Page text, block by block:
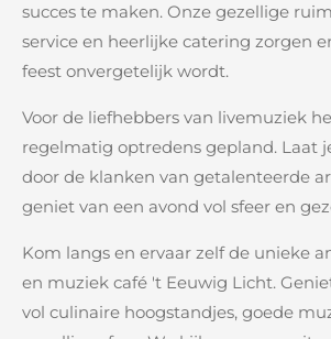
succes te maken. Onze gezellige
service en heerlijke catering zorgen
feest onvergetelijk wordt.
Voor de liefhebbers van livemuziek
regelmatig optredens gepland. Laat
door de klanken van getalenteerde
geniet van een avond vol sfeer en
Kom langs en ervaar zelf de unieke
en muziek café 't Eeuwig Licht.
vol culinaire hoogstandjes, goede